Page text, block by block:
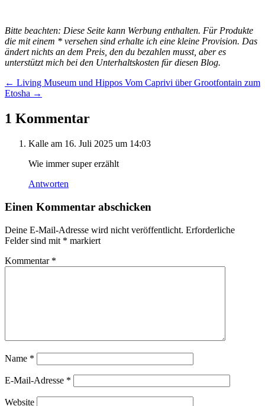
Bitte beachten: Diese Seite kann Werbung enthalten. Für Produkte
die mit einem * versehen sind erhalte ich eine kleine Provision. Das
ändert nichts an dem Preis, den du bezahlen musst, aber es
unterstützt mich bei den Unterhaltskosten für diesen Blog.
← Living Museum und Hippos Vom Caprivi über Grootfontain zum
Etosha →
1 Kommentar
Kalle am 16. Juli 2025 um 14:03
Wie immer super erzählt
Antworten
Einen Kommentar abschicken
Deine E-Mail-Adresse wird nicht veröffentlicht. Erforderliche
Felder sind mit * markiert
Kommentar *
Name *
E-Mail-Adresse *
Website